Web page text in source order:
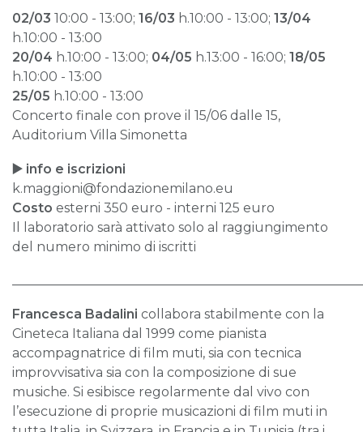
02/03 10:00 - 13:00; 16/03 h.10:00 - 13:00; 13/04
h.10:00 - 13:00
20/04 h.10:00 - 13:00; 04/05 h.13:00 - 16:00; 18/05
h.10:00 - 13:00
25/05 h.10:00 - 13:00
Concerto finale con prove il 15/06 dalle 15,
Auditorium Villa Simonetta
▶️ info e iscrizioni
k.maggioni@fondazionemilano.eu
Costo esterni 350 euro - interni 125 euro
Il laboratorio sarà attivato solo al raggiungimento
del numero minimo di iscritti
Francesca Badalini collabora stabilmente con la
Cineteca Italiana dal 1999 come pianista
accompagnatrice di film muti, sia con tecnica
improvvisativa sia con la composizione di sue
musiche. Si esibisce regolarmente dal vivo con
l’esecuzione di proprie musicazioni di film muti in